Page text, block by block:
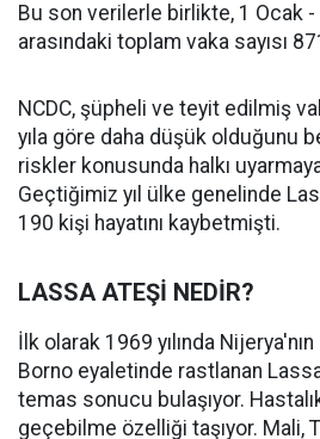
Bu son verilerle birlikte, 1 Ocak
arasındaki toplam vaka sayısı
NCDC, şüpheli ve teyit edilmiş
yıla göre daha düşük olduğunu
riskler konusunda halkı
Geçtiğimiz yıl ülke genelinde
190 kişi hayatını kaybetmişti.
LASSA ATEŞİ NEDİR?
İlk olarak 1969 yılında
Borno eyaletinde rastlanan
temas sonucu bulaşıyor.
geçebilme özelliği taşıyor. Mali,